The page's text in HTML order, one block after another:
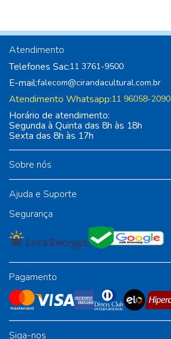
Sobre nós
Ajuda e Suporte
Atendimento
Telefones Sac:11 3761-9500
E-mail:falecom@cirandacultural.com.br
Atendimento Whatsapp:11 96058-2090
Horário de atendimento:
Segunda à Quinta das 8h às 18h
Sexta das 8h às 17h
Segurança
Pagamento
Siga-nos